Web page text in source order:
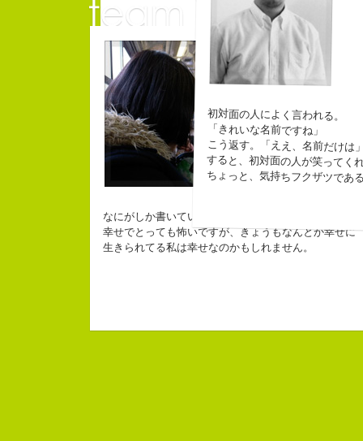
小山佳奈
コピーライター
なにがしか書いていられるしごとはとっても
幸せでとっても怖いですが、きょうもなんとか幸せに
生きられてる私は幸せなのかもしれません。
初対面の人によく言われる。
「きれいな名前ですね」
こう返す。「ええ、名前だけは
すると、初対面の人が笑ってく
ちょっと、気持ちフクザツであ